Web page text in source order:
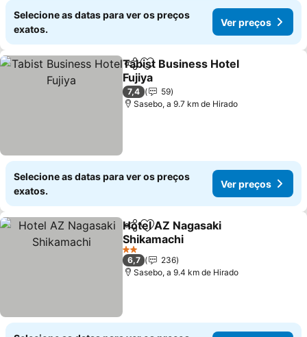
Selecione as datas para ver os preços
exatos.
Ver preços
PartilharAdicionar aos favoritos
Tabist Business Hotel
Fujiya
Ver preços
7,4
59
Sasebo, a 9.7 km de Hirado
Selecione as datas para ver os preços
exatos.
Ver preços
PartilharAdicionar aos favoritos
Hotel AZ Nagasaki
Shikamachi
Ver preços
2 Estrelas
6,7
236
Sasebo, a 9.4 km de Hirado